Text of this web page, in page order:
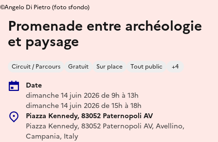
Promenade entre archéologie
et paysage
Circuit / Parcours Gratuit Sur place Tout public +4
Date
dimanche 14 juin 2026 de 9h à 13h
dimanche 14 juin 2026 de 15h à 18h
Piazza Kennedy, 83052 Paternopoli AV
Piazza Kennedy, 83052 Paternopoli AV, Avellino,
Campania, Italy
©Angelo Di Pietro (foto sfondo)